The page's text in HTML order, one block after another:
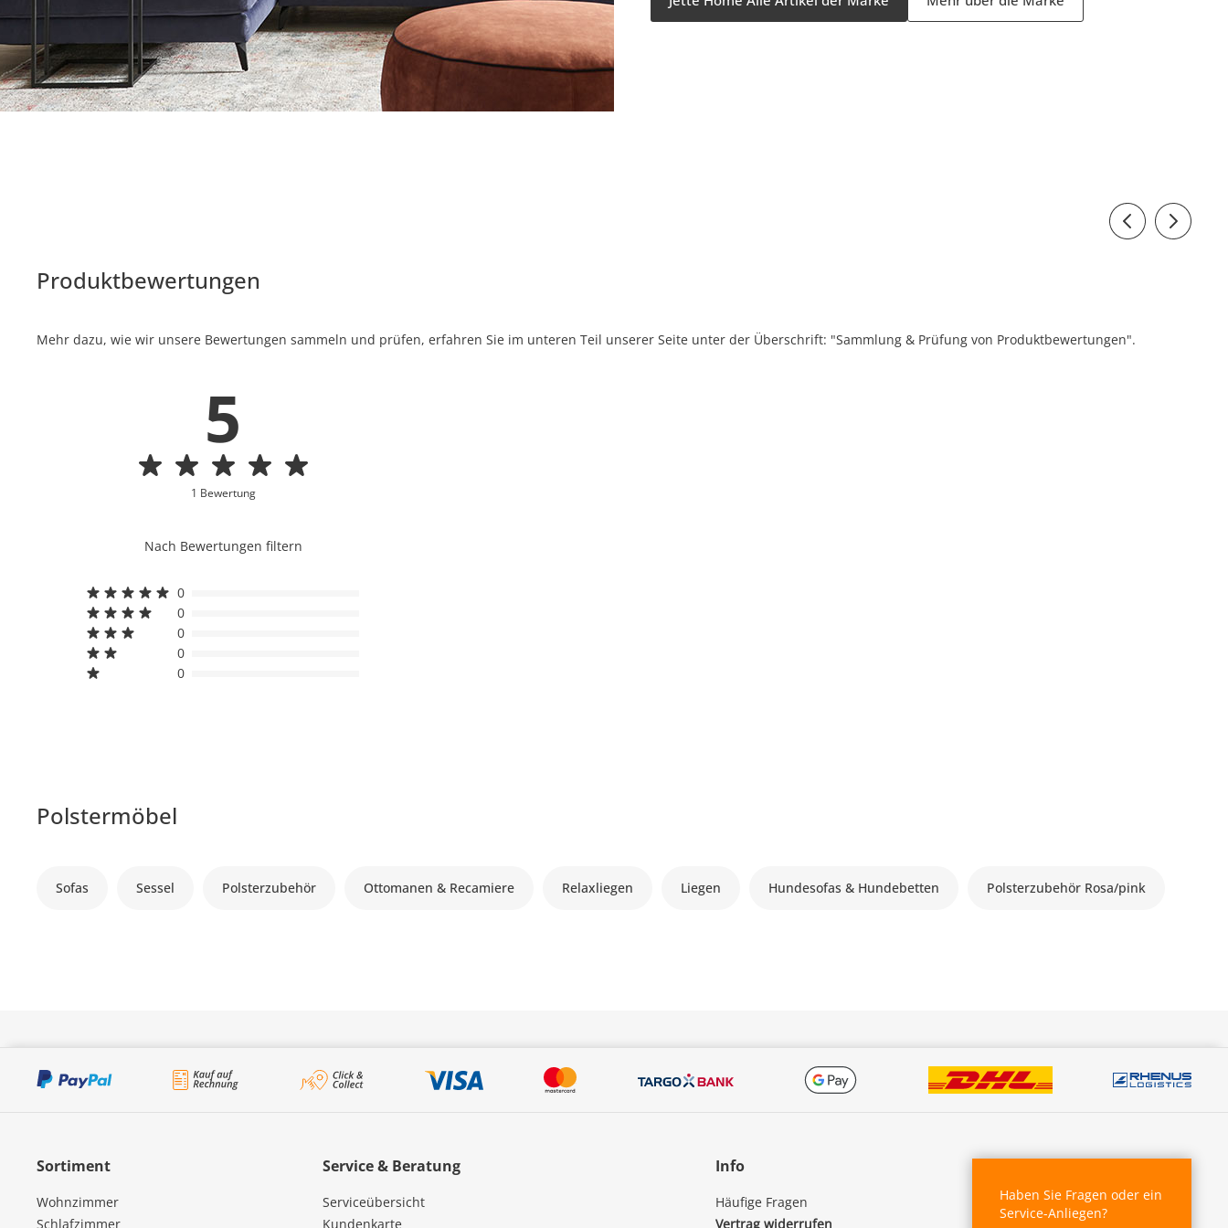
Produktbewertungen
Mehr dazu, wie wir unsere Bewertungen sammeln und prüfen, erfahren Sie im unteren Teil unserer Seite unter der Überschrift: "Sammlung & Prüfung von Produktbewertungen".
5
1 Bewertung
Nach Bewertungen filtern
0
0
0
0
0
Polstermöbel
Sofas Sessel Polsterzubehör Ottomanen & Recamiere Relaxliegen Liegen Hundesofas & Hundebetten Polsterzubehör Rosa/pink
Sortiment
Wohnzimmer
Schlafzimmer
Service & Beratung
Serviceübersicht
Kundenkarte
Info
Häufige Fragen
Vertrag widerrufen
Haben Sie Fragen oder ein
Service-Anliegen?